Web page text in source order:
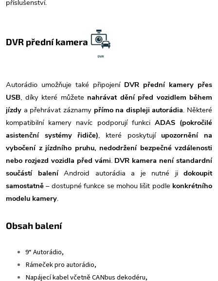
příslušenství.
DVR přední kamera
Autorádio umožňuje také připojení DVR přední kamery přes
USB, díky které můžete nahrávat dění před vozidlem během
jízdy a přehrávat záznamy přímo na displeji autorádia. Některé
kompatibilní kamery navíc podporují funkci ADAS (pokročilé
asistenční systémy řidiče), které poskytujíupozornění na
vybočení z jízdního pruhu, nedodržení bezpečné vzdálenosti
nebo rozjezd vozidla před vámi. DVR kamera není standardní
součástí baleníAndroid autorádia a je nutné ji dokoupit
samostatně – dostupné funkce se mohou lišit podle konkrétního
modelu kamery.
Obsah balení
9“ Autorádio,
Rámeček pro autorádio,
Napájecí kabel včetně CANbus dekodéru,